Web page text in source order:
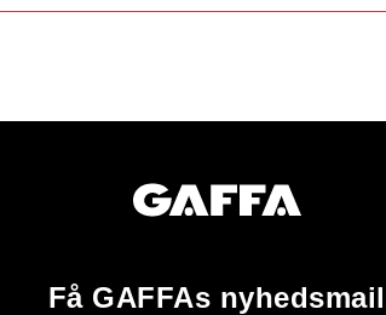
Få GAFFAs nyhedsmail